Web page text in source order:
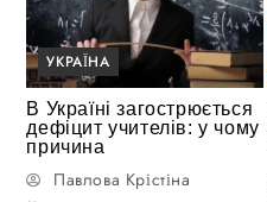
УКРАЇНА
В Україні загострюється
дефіцит учителів: у чому
причина
Павлова Крістіна